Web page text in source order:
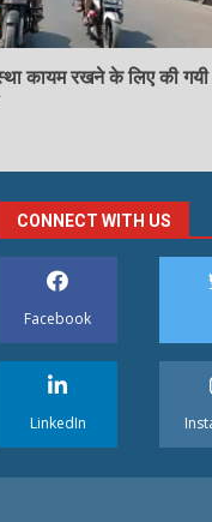
कायम रखने के लिए की गयी
CONNECT WITH US
Facebook
LinkedIn